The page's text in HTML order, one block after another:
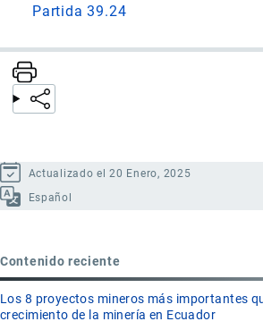
Partida 39.24
Actualizado el 20 Enero, 2025
Español
Contenido reciente
Los 8 proyectos mineros más importantes
crecimiento de la minería en Ecuador